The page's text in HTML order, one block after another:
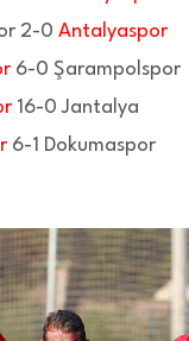
2-0 Antalyaspor
6-0 Şarampolspor
16-0 Jantalya
6-1 Dokumaspor